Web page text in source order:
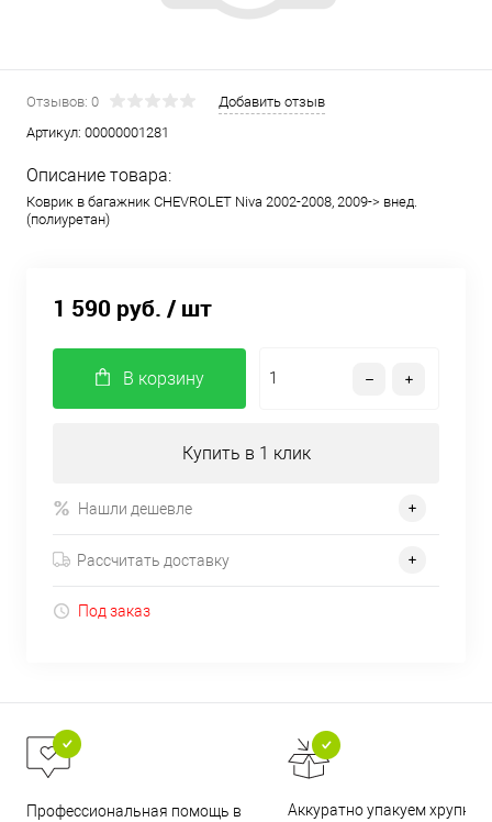
Отзывов: 0
Добавить отзыв
Артикул: 00000001281
Описание товара:
Коврик в багажник CHEVROLET Niva 2002-2008, 2009-> внед.
(полиуретан)
1 590 руб. / шт
В корзину
Купить в 1 клик
Нашли дешевле
Рассчитать доставку
Под заказ
Профессиональная помощь в
Аккуратно упакуем хрупкие